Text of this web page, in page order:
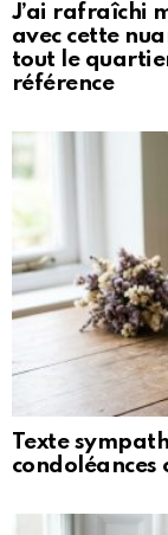
J’ai rafraîchi
avec cette
tout le
référence
Texte
condoléances